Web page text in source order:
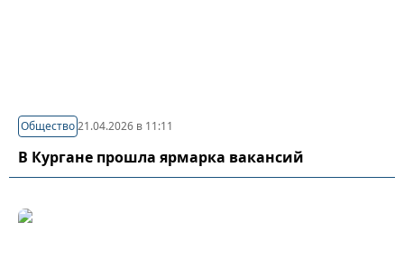
Общество21.04.2026 в 11:11
В Кургане прошла ярмарка вакансий